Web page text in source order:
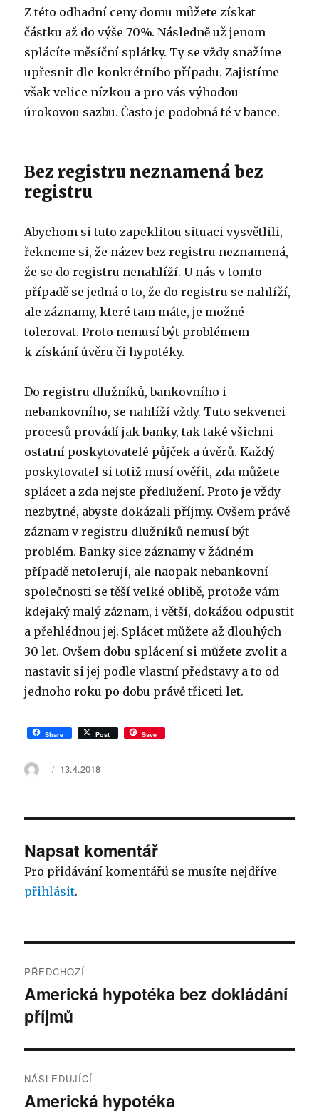
Z této odhadní ceny domu můžete získat
částku až do výše 70%. Následně už jenom
splácíte měsíční splátky. Ty se vždy snažíme
upřesnit dle konkrétního případu. Zajistíme
však velice nízkou a pro vás výhodou
úrokovou sazbu. Často je podobná té v bance.
Bez registru neznamená bez
registru
Abychom si tuto zapeklitou situaci vysvětlili,
řekneme si, že název bez registru neznamená,
že se do registru nenahlíží. U nás v tomto
případě se jedná o to, že do registru se nahlíží,
ale záznamy, které tam máte, je možné
tolerovat. Proto nemusí být problémem
k získání úvěru či hypotéky.
Do registru dlužníků, bankovního i
nebankovního, se nahlíží vždy. Tuto sekvenci
procesů provádí jak banky, tak také všichni
ostatní poskytovatelé půjček a úvěrů. Každý
poskytovatel si totiž musí ověřit, zda můžete
splácet a zda nejste předlužení. Proto je vždy
nezbytné, abyste dokázali příjmy. Ovšem právě
záznam v registru dlužníků nemusí být
problém. Banky sice záznamy v žádném
případě netolerují, ale naopak nebankovní
společnosti se těší velké oblibě, protože vám
kdejaký malý záznam, i větší, dokážou odpustit
a přehlédnou jej. Splácet můžete až dlouhých
30 let. Ovšem dobu splácení si můžete zvolit a
nastavit si jej podle vlastní představy a to od
jednoho roku po dobu právě třiceti let.
Share Post Save
Autor:Publikováno:
13.4.2018
Napsat komentář
Pro přidávání komentářů se musíte nejdříve
přihlásit.
pro
příspěvek
PŘEDCHOZÍ
Předchozí
příspěvek:
Americká hypotéka bez dokládání
příjmů
NÁSLEDUJÍCÍ
Následující
Americká hypotéka